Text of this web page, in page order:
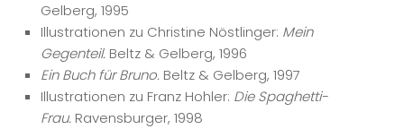
Gelberg, 1995
Illustrationen zu Christine Nöstlinger: Mein
Gegenteil. Beltz & Gelberg, 1996
Ein Buch für Bruno. Beltz & Gelberg, 1997
Illustrationen zu Franz Hohler: Die Spaghetti-
Frau. Ravensburger, 1998